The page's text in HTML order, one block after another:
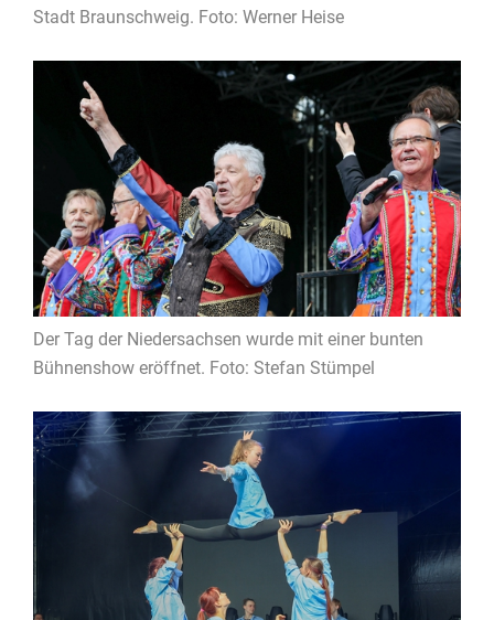
Stadt Braunschweig. Foto: Werner Heise
Der Tag der Niedersachsen wurde mit einer bunten
Bühnenshow eröffnet. Foto: Stefan Stümpel